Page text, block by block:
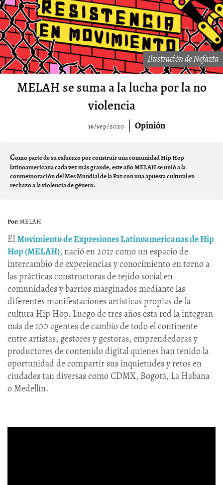
Ilustración de Nefazta
MELAH se suma a la lucha por la no
violencia
16/sep/2020 Opinión
Como parte de su esfuerzo por construir una comunidad Hip Hop
latinoamericana cada vez más grande, este año MELAH se unió a la
conmemoración del Mes Mundial de la Paz con una apuesta cultural en
rechazo a la violencia de género.
MELAH
ElMovimiento de Expresiones Latinoamericanas de Hip
Hop (MELAH), nació en 2017 como un espacio de
intercambio de experiencias y conocimiento en torno a
las prácticas constructoras de tejido social en
comunidades y barrios marginados mediante las
diferentes manifestaciones artísticas propias de la
cultura Hip Hop. Luego de tres años esta red la integran
más de 100 agentes de cambio de todo el continente
entre artistas, gestores y gestoras, emprendedoras y
productores de contenido digital quienes han tenido la
oportunidad de compartir sus inquietudes y retos en
ciudades tan diversas como CDMX, Bogotá, La Habana
o Medellín.